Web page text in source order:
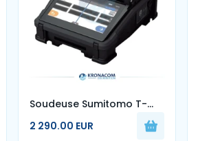
Soudeuse Sumitomo T-
402S
2 290.00 EUR